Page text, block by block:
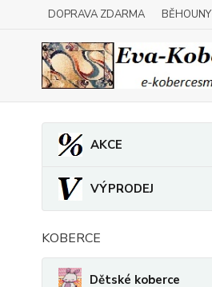
DOPRAVA ZDARMA BĚHOUNY
AKCE
VÝPRODEJ
KOBERCE
Dětské koberce